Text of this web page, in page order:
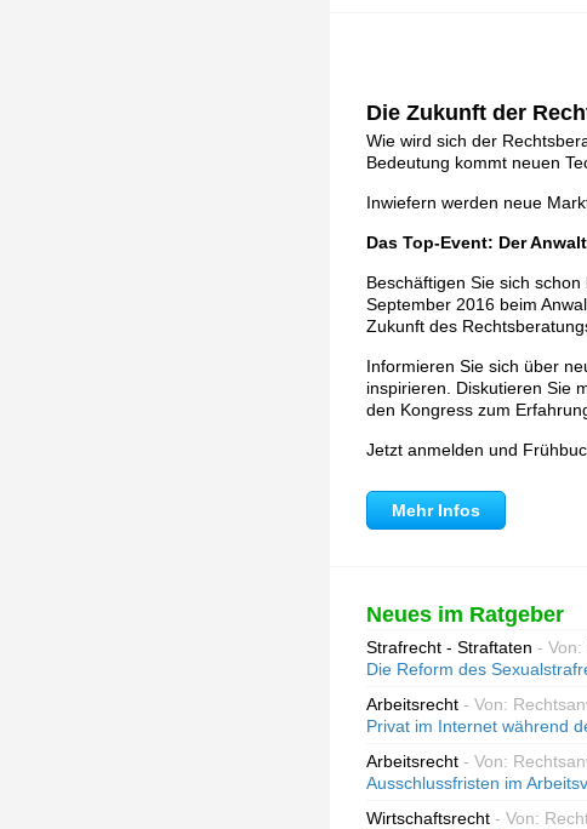
Die Zukunft der
Wie wird sich der
Bedeutung kommt neuen
Inwiefern werden neue
Das Top-Event: Der
Beschäftigen Sie sich
September 2016 beim
Zukunft des
Informieren Sie sich über
inspirieren. Diskutieren Sie
den Kongress zum
Jetzt anmelden und
Mehr Infos
Neues im Ratgeber
Strafrecht - Straftaten - Von:
Die Reform des
Arbeitsrecht - Von:
Privat im Internet während
Arbeitsrecht - Von:
Ausschlussfristen im
Wirtschaftsrecht - Von: